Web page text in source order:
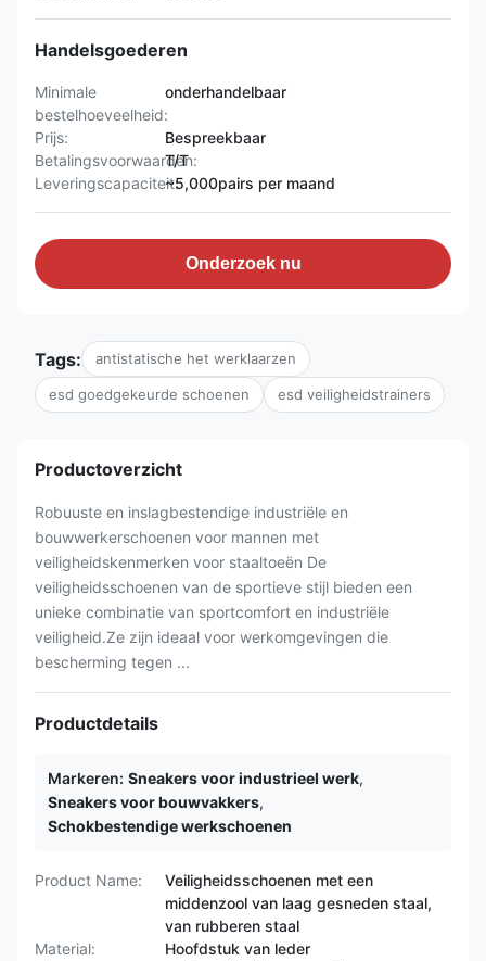
Handelsgoederen
Minimale
bestelhoeveelheid:
onderhandelbaar
Prijs:
Bespreekbaar
Betalingsvoorwaarden:
T/T
Leveringscapaciteit:~5,000pairs per maand
Onderzoek nu
Tags: antistatische het werklaarzen
esd goedgekeurde schoenen esd veiligheidstrainers
Productoverzicht
Robuuste en inslagbestendige industriële en
bouwwerkerschoenen voor mannen met
veiligheidskenmerken voor staaltoeën De
veiligheidsschoenen van de sportieve stijl bieden een
unieke combinatie van sportcomfort en industriële
veiligheid.Ze zijn ideaal voor werkomgevingen die
bescherming tegen ...
Productdetails
Markeren: Sneakers voor industrieel werk,
Sneakers voor bouwvakkers,
Schokbestendige werkschoenen
Product Name:
Veiligheidsschoenen met een
middenzool van laag gesneden staal,
van rubberen staal
Material:
Hoofdstuk van leder